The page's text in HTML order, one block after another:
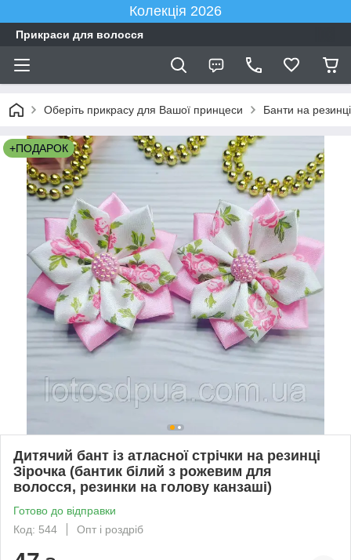
Колекція 2026
Прикраси для волосся
Оберіть прикрасу для Вашої принцеси Банти на резинці
+ПОДАРОК
Дитячий бант із атласної стрічки на резинці
Зірочка (бантик білий з рожевим для
волосся, резинки на голову канзаші)
Готово до відправки
Код: 544
Опт і роздріб